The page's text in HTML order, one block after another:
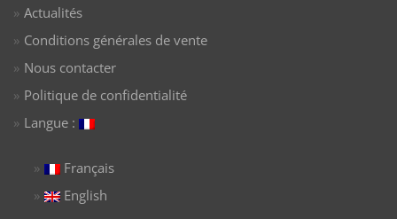
Actualités
Conditions générales de vente
Nous contacter
Politique de confidentialité
Langue :
Français
English